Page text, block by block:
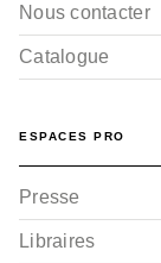
Nous contacter
Catalogue
ESPACES PRO
Presse
Libraires